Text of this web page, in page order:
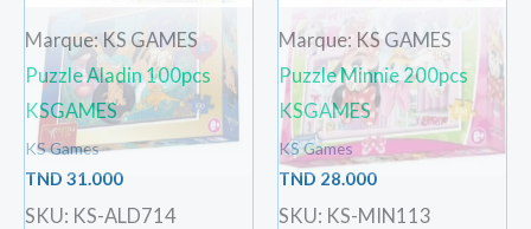
Marque: KS GAMES
Puzzle Aladin 100pcs
KSGAMES
KS Games
TND 31.000
SKU: KS-ALD714
Marque: KS GAMES
Puzzle Minnie 200pcs
KSGAMES
KS Games
TND 28.000
SKU: KS-MIN113